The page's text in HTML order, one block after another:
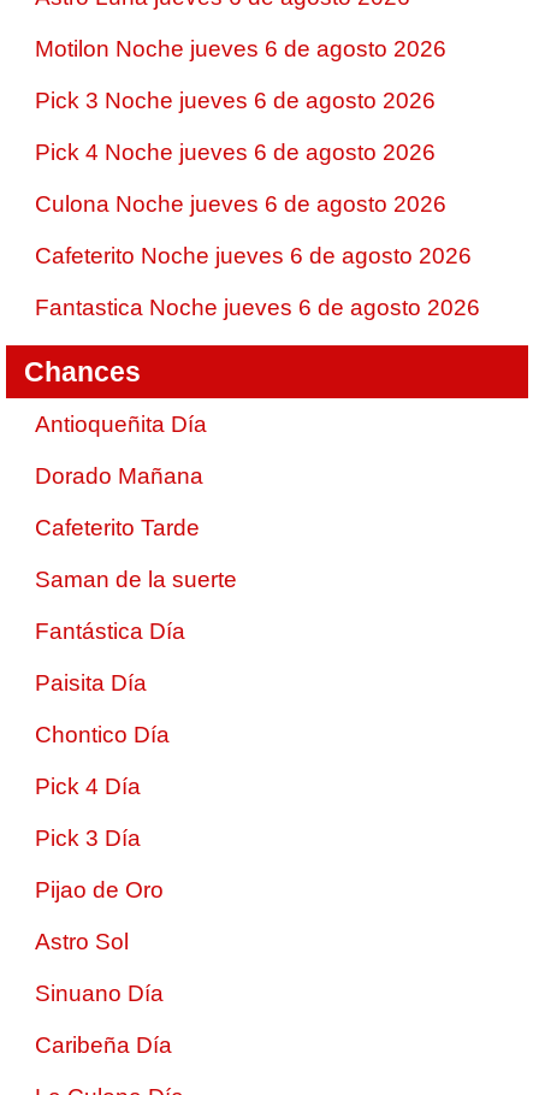
Motilon Noche jueves 6 de agosto 2026
Pick 3 Noche jueves 6 de agosto 2026
Pick 4 Noche jueves 6 de agosto 2026
Culona Noche jueves 6 de agosto 2026
Cafeterito Noche jueves 6 de agosto 2026
Fantastica Noche jueves 6 de agosto 2026
Chances
Antioqueñita Día
Dorado Mañana
Cafeterito Tarde
Saman de la suerte
Fantástica Día
Paisita Día
Chontico Día
Pick 4 Día
Pick 3 Día
Pijao de Oro
Astro Sol
Sinuano Día
Caribeña Día